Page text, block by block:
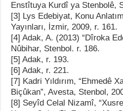
Enstîtuya Kurdî ya Stenbolê,
[3] Lys Edebiyat, Konu
Yayınları, İzmir, 2009, r. 161.
[4] Adak, A. (2013) “Dîroka
Nûbihar, Stenbol. r. 186.
[5] Adak, r. 193.
[6] Adak, r. 221.
[7] Kadri Yıldırım, “Ehmedê
Biçûkan”, Avesta, Stenbol,
[8] Seyîd Celal Nizamî,